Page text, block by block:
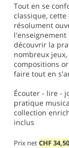
Tout en se
classique,
résolument
l'enseignement
découvrir la
nombreux
compositions
faire tout en
Écouter - lire -
pratique
collection
inclus
Prix netCHF34,50